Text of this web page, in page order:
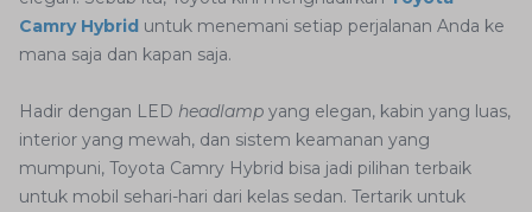
Camry Hybrid untuk menemani setiap perjalanan Anda ke
mana saja dan kapan saja.
Hadir dengan LED headlamp yang elegan, kabin yang luas,
interior yang mewah, dan sistem keamanan yang
mumpuni, Toyota Camry Hybrid bisa jadi pilihan terbaik
untuk mobil sehari-hari dari kelas sedan. Tertarik untuk